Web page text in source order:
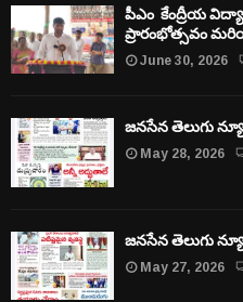
పీఎం కేంద్రీయ
ప్రారంభోత్సవం
June 30, 2026
జనసేన తెలుగు
May 28, 2026
జనసేన తెలుగు
May 27, 2026